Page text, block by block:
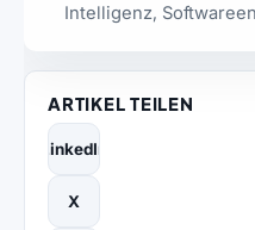
Intelligenz,
ARTIKEL TEILEN
LinkedIn
X